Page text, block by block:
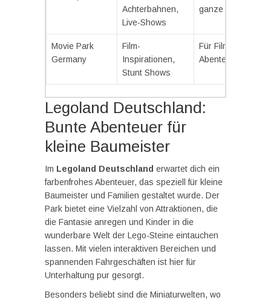
Achterbahnen,
Live-Shows
ganze Familie
Movie Park
Germany
Film-
Inspirationen,
Stunt Shows
Für Film- und
Legoland Deutschland:
Bunte Abenteuer für
kleine Baumeister
Im Legoland Deutschland erwartet dich ein
farbenfrohes Abenteuer, das speziell für kleine
Baumeister und Familien gestaltet wurde. Der
Park bietet eine Vielzahl von Attraktionen, die
die Fantasie anregen und Kinder in die
wunderbare Welt der Lego-Steine eintauchen
lassen. Mit vielen interaktiven Bereichen und
spannenden Fahrgeschäften ist hier für
Unterhaltung pur gesorgt.
Besonders beliebt sind die Miniaturwelten, wo